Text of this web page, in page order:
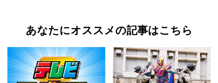
あなたにオススメの記事はこちら